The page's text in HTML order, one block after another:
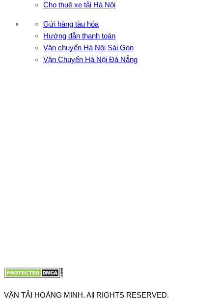
Cho thuê xe tải Hà Nội
Gửi hàng tàu hỏa
Hướng dẫn thanh toán
Vận chuyển Hà Nội Sài Gòn
Vận Chuyển Hà Nội Đà Nẵng
VẬN TẢI HOÀNG MINH. All RIGHTS RESERVED.